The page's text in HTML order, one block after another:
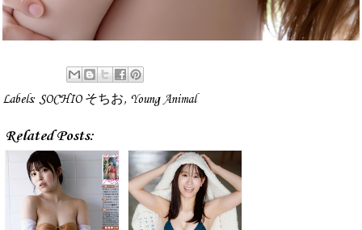
Labels: SOCHIO そちお, Young Animal
Related Posts: